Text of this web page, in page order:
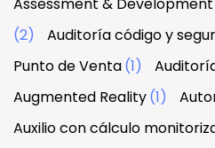
(2)
Auditoría código y
Punto de Venta(1)
Augmented Reality(1)
Auxilio con cálculo